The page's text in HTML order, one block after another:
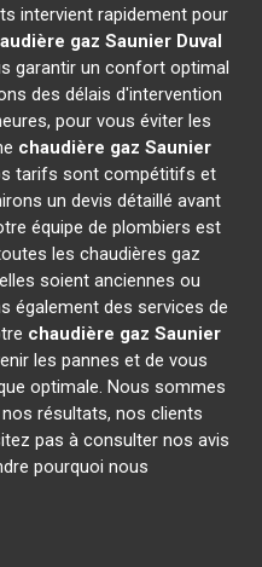
intervient rapidement pour
gaz Saunier Duval
garantir un confort optimal
des délais d'intervention
pour vous éviter les
chaudière gaz Saunier
tarifs sont compétitifs et
un devis détaillé avant
équipe de plombiers est
les chaudières gaz
soient anciennes ou
également des services de
chaudière gaz Saunier
les pannes et de vous
optimale. Nous sommes
résultats, nos clients
pas à consulter nos avis
pourquoi nous